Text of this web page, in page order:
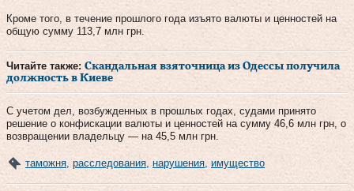
Кроме того, в течение прошлого года изъято валюты и ценностей на
общую сумму 113,7 млн грн.
Читайте также: Скандальная взяточница из Одессы получила
должность в Киеве
С учетом дел, возбужденных в прошлых годах, судами принято
решение о конфискации валюты и ценностей на сумму 46,6 млн грн, о
возвращении владельцу — на 45,5 млн грн.
таможня расследования нарушения имущество